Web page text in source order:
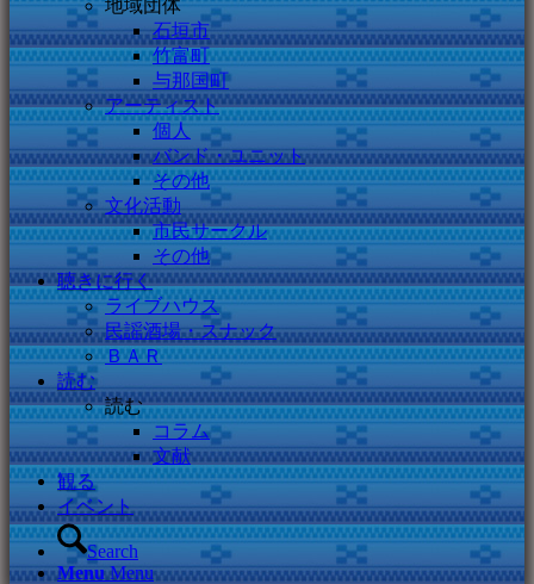
地域団体
石垣市
竹富町
与那国町
アーティスト
個人
バンド・ユニット
その他
文化活動
市民サークル
その他
聴きに行く
ライブハウス
民謡酒場・スナック
ＢＡＲ
読む
読む
コラム
文献
観る
イベント
Search
Menu Menu